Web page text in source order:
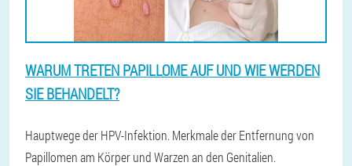
WARUM TRETEN PAPILLOME AUF UND WIE WERDEN
SIE BEHANDELT?
Hauptwege der HPV-Infektion. Merkmale der Entfernung von
Papillomen am Körper und Warzen an den Genitalien.